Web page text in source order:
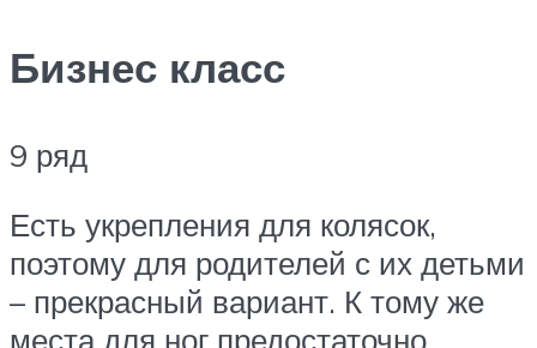
Бизнес класс
9 ряд
Есть укрепления для колясок,
поэтому для родителей с их детьми
– прекрасный вариант. К тому же
места для ног предостаточно.